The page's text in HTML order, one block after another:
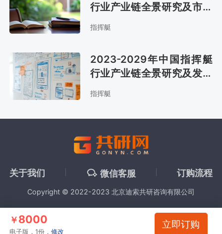
行业产业链全景研究及市场
趋势预测报告
指挥艇
2023-2029年中国指挥艇
行业产业链全景研究及发展
战略咨询报告
指挥艇
￥8000
电子版，1份，修改
立即订购
关于我们 微信客服 订购流程
Copyright © 2022-2023 北京迪索共研咨询有限公司